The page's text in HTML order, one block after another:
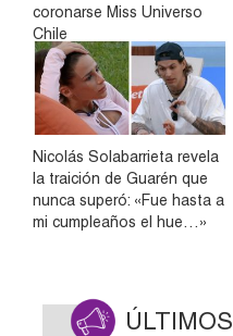
coronarse Miss Universo
Chile
Nicolás Solabarrieta revela
la traición de Guarén que
nunca superó: «Fue hasta a
mi cumpleaños el hue…»
ÚLTIMOS